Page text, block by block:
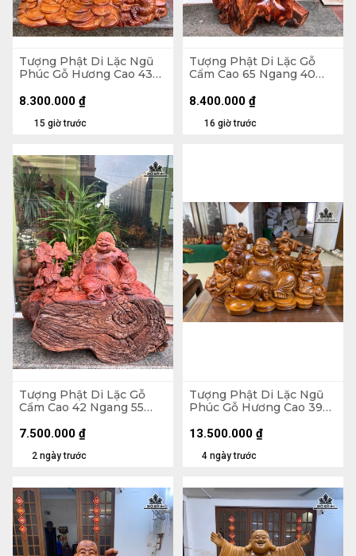
Tượng Phật Di Lặc Ngũ
Phúc Gỗ Hương Cao 43
15 giờ trước
8.300.000 ₫
Tượng Phật Di Lặc Gỗ
Cẩm Cao 65 Ngang 40
16 giờ trước
8.400.000 ₫
Tượng Phật Di Lặc Gỗ
Cẩm Cao 42 Ngang 55
2 ngày trước
7.500.000 ₫
Tượng Phật Di Lặc Ngũ
Phúc Gỗ Hương Cao 39
4 ngày trước
13.500.000 ₫